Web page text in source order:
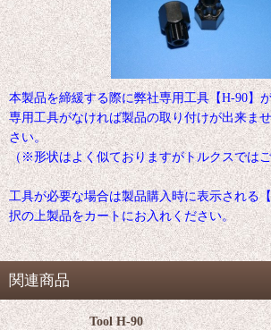
本製品を締緩する際に弊社専用工具【H-90】
専用工具がなければ製品の取り付けが出来ま
さい。
（※形状はよく似ておりますがトルクスでは
工具が必要な場合は製品購入時に表示される
択の上製品をカートにお入れください。
関連商品
Tool H-90